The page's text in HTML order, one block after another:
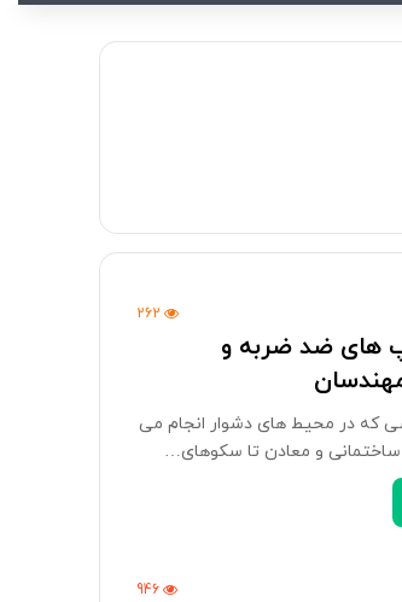
262
های ضد ضربه و
مهندسان
که در محیط های دشوار انجام می
ساختمانی و معادن تا سکوهای…
946